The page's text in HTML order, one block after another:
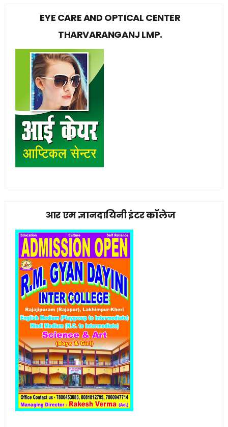
EYE CARE AND OPTICAL CENTER
THARVARANGANJ LMP.
आर एम ज्ञानदायिनी इंटर कॉलेज